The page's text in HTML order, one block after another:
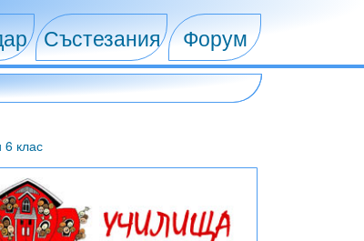
Състезания Форум
6 клас